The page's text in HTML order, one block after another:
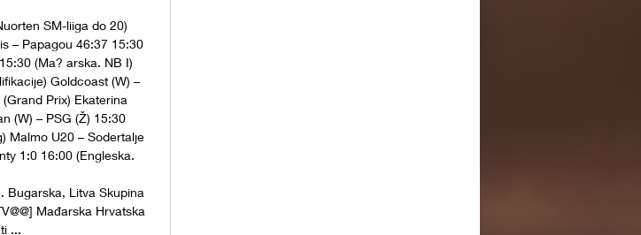
SM-liiga do 20)
– Papagou 46:37 15:30
(Ma? arska. NB I)
Goldcoast (W) –
Prix) Ekaterina
(W) – PSG (Ž) 15:30
Malmo U20 – Sodertalje
1:0 16:00 (Engleska.
Bugarska, Litva Skupina
Mađarska Hrvatska
...